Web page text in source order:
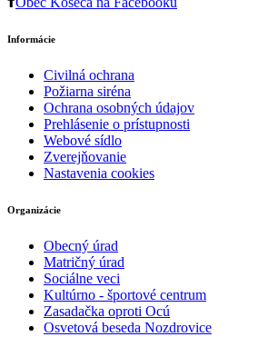
Informácie
Civilná ochrana
Požiarna siréna
Ochrana osobných údajov
Prehlásenie o prístupnosti
Webové sídlo
Zverejňovanie
Nastavenia cookies
Organizácie
Obecný úrad
Matričný úrad
Sociálne veci
Kultúrno - športové centrum
Zasadačka oproti Ocú
Osvetová beseda Nozdrovice